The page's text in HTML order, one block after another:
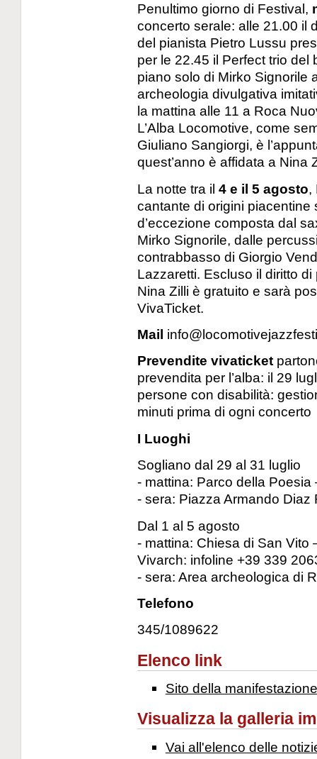
Penultimo giorno di Festival,
concerto serale: alle 21.00 il
del pianista Pietro Lussu
per le 22.45 il Perfect trio del
piano solo di Mirko Signorile
archeologia divulgativa
la mattina alle 11 a Roca
L’Alba Locomotive, come
Giuliano Sangiorgi, è
quest’anno è affidata a Nina
La notte tra il 4 e il 5 agosto,
cantante di origini
d’eccezione composta dal
Mirko Signorile, dalle
contrabbasso di Giorgio
Lazzaretti. Escluso il diritto
Nina Zilli è gratuito e sarà
VivaTicket.
Mail
Prevendite vivaticket
prevendita per l’alba: il 29
persone con disabilità:
minuti prima di ogni concerto
I Luoghi
Sogliano dal 29 al 31 luglio
- mattina: Parco della
- sera: Piazza Armando Diaz
Dal 1 al 5 agosto
- mattina: Chiesa di San Vito
Vivarch: infoline +39 339
- sera: Area archeologica di
Telefono
345/1089622
Elenco link
Sito della manifestazione
Visualizza la galleria
Vai all'elenco delle